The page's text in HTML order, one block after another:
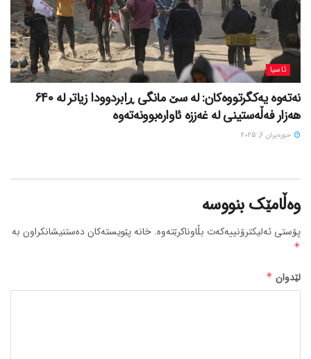
ئاسیا
نەتەوە یەکگرتووەکان: لە سێ مانگی ڕابردوودا زیاتر لە 640
هەزار فەڵەستینی لە غەززە ئاوارەبوونەتەوە
حوزه‌یران 6, 2025
وەڵامێک بنووسە
پۆستی ئەلیکترۆنییەکەت بڵاوناکرێتەوە. خانە پێویستەکان دەستنیشانکراون بە
*
لێدوان *